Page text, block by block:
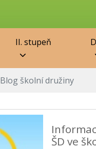
II. stupeň
Blog školní družiny
ŠD ve